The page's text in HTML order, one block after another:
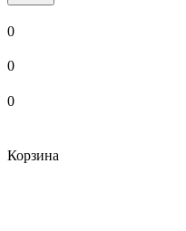
0
0
0
Корзина